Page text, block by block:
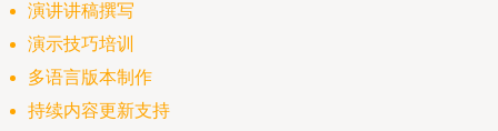
演讲讲稿撰写
演示技巧培训
多语言版本制作
持续内容更新支持